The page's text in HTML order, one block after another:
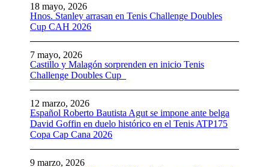
Hnos. Stanley arrasan en Tenis Challenge Doubles
Cup CAH 2026
18 mayo, 2026
Castillo y Malagón sorprenden en inicio Tenis
Challenge Doubles Cup
7 mayo, 2026
Español Roberto Bautista Agut se impone ante belga
David Goffin en duelo histórico en el Tenis ATP175
Copa Cap Cana 2026
12 marzo, 2026
9 marzo, 2026